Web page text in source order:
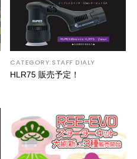
CATEGORY:STAFF DIALY
HLR75 販売予定！